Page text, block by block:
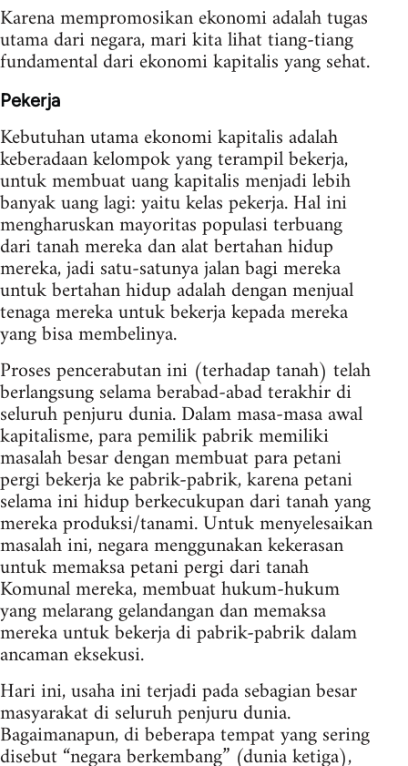
Karena mempromosikan ekonomi adalah tugas
utama dari negara, mari kita lihat tiang-tiang
fundamental dari ekonomi kapitalis yang sehat.
Pekerja
Kebutuhan utama ekonomi kapitalis adalah
keberadaan kelompok yang terampil bekerja,
untuk membuat uang kapitalis menjadi lebih
banyak uang lagi: yaitu kelas pekerja. Hal ini
mengharuskan mayoritas populasi terbuang
dari tanah mereka dan alat bertahan hidup
mereka, jadi satu-satunya jalan bagi mereka
untuk bertahan hidup adalah dengan menjual
tenaga mereka untuk bekerja kepada mereka
yang bisa membelinya.
Proses pencerabutan ini (terhadap tanah) telah
berlangsung selama berabad-abad terakhir di
seluruh penjuru dunia. Dalam masa-masa awal
kapitalisme, para pemilik pabrik memiliki
masalah besar dengan membuat para petani
pergi bekerja ke pabrik-pabrik, karena petani
selama ini hidup berkecukupan dari tanah yang
mereka produksi/tanami. Untuk menyelesaikan
masalah ini, negara menggunakan kekerasan
untuk memaksa petani pergi dari tanah
Komunal mereka, membuat hukum-hukum
yang melarang gelandangan dan memaksa
mereka untuk bekerja di pabrik-pabrik dalam
ancaman eksekusi.
Hari ini, usaha ini terjadi pada sebagian besar
masyarakat di seluruh penjuru dunia.
Bagaimanapun, di beberapa tempat yang sering
disebut “negara berkembang” (dunia ketiga),